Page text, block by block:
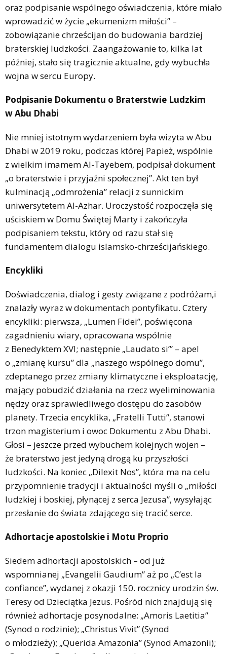
oraz podpisanie wspólnego oświadczenia, które miało
wprowadzić w życie „ekumenizm miłości” –
zobowiązanie chrześcijan do budowania bardziej
braterskiej ludzkości. Zaangażowanie to, kilka lat
później, stało się tragicznie aktualne, gdy wybuchła
wojna w sercu Europy.
Podpisanie Dokumentu o Braterstwie Ludzkim
w Abu Dhabi
Nie mniej istotnym wydarzeniem była wizyta w Abu
Dhabi w 2019 roku, podczas której Papież, wspólnie
z wielkim imamem Al-Tayebem, podpisał dokument
„o braterstwie i przyjaźni społecznej”. Akt ten był
kulminacją „odmrożenia” relacji z sunnickim
uniwersytetem Al-Azhar. Uroczystość rozpoczęła się
uściskiem w Domu Świętej Marty i zakończyła
podpisaniem tekstu, który od razu stał się
fundamentem dialogu islamsko-chrześcijańskiego.
Encykliki
Doświadczenia, dialog i gesty związane z podróżam,i
znalazły wyraz w dokumentach pontyfikatu. Cztery
encykliki: pierwsza, „Lumen Fidei”, poświęcona
zagadnieniu wiary, opracowana wspólnie
z Benedyktem XVI; następnie „Laudato si’” – apel
o „zmianę kursu” dla „naszego wspólnego domu”,
zdeptanego przez zmiany klimatyczne i eksploatację,
mający pobudzić działania na rzecz wyeliminowania
nędzy oraz sprawiedliwego dostępu do zasobów
planety. Trzecia encyklika, „Fratelli Tutti”, stanowi
trzon magisterium i owoc Dokumentu z Abu Dhabi.
Głosi – jeszcze przed wybuchem kolejnych wojen –
że braterstwo jest jedyną drogą ku przyszłości
ludzkości. Na koniec „Dilexit Nos”, która ma na celu
przypomnienie tradycji i aktualności myśli o „miłości
ludzkiej i boskiej, płynącej z serca Jezusa”, wysyłając
przesłanie do świata zdającego się tracić serce.
Adhortacje apostolskie i Motu Proprio
Siedem adhortacji apostolskich – od już
wspomnianej „Evangelii Gaudium” aż po „C’est la
confiance”, wydanej z okazji 150. rocznicy urodzin św.
Teresy od Dzieciątka Jezus. Pośród nich znajdują się
również adhortacje posynodalne: „Amoris Laetitia”
(Synod o rodzinie); „Christus Vivit” (Synod
o młodzieży); „Querida Amazonia” (Synod Amazonii);